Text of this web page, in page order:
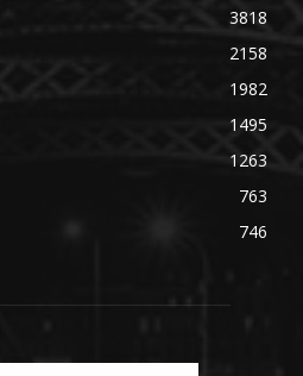
3818
2158
1982
1495
1263
763
746